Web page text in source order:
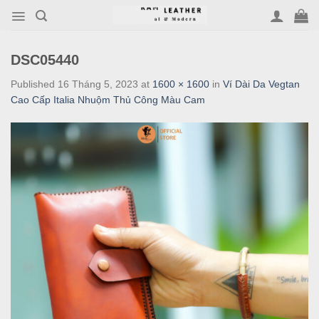
DSC05440
Published 16 Tháng 5, 2023 at 1600 × 1600 in Ví Dài Da Vegtan
Cao Cấp Italia Nhuộm Thủ Công Màu Cam